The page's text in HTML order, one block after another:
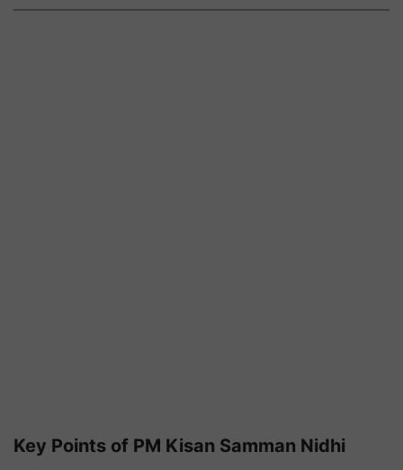
Key Points of PM Kisan Samman Nidhi